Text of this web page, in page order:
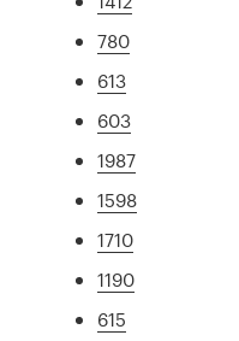
780
613
603
1987
1598
1710
1190
615